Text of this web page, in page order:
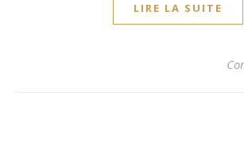
LIRE LA SUITE